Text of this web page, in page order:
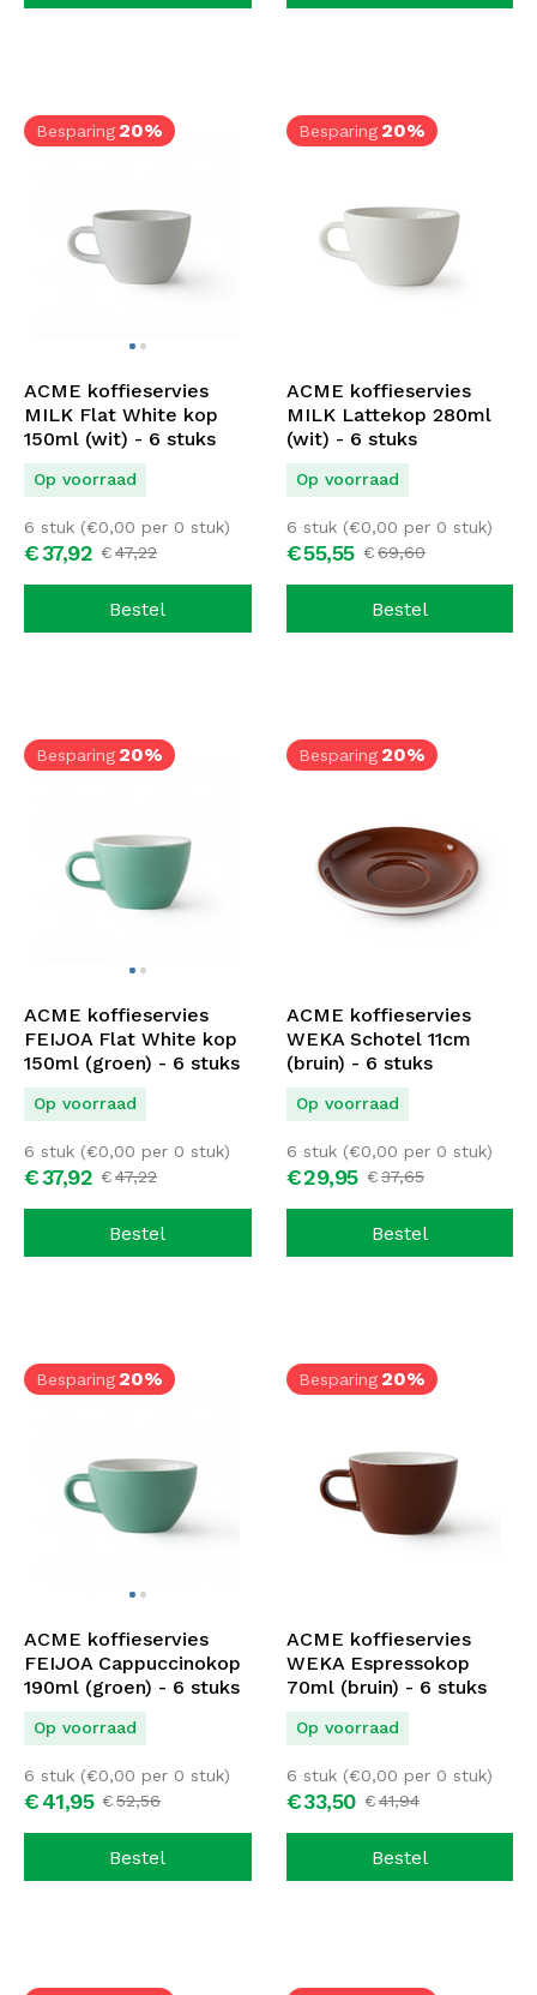
Besparing 20%
ACME koffieservies
MILK Flat White kop
150ml (wit) - 6 stuks
Op voorraad
€ 47,22
€37,92
6 stuk (€0,00 per 0 stuk)
Bestel
Besparing 20%
ACME koffieservies
MILK Lattekop 280ml
(wit) - 6 stuks
Op voorraad
€69,60
€55,55
6 stuk (€0,00 per 0 stuk)
Bestel
Besparing 20%
ACME koffieservies
FEIJOA Flat White kop
150ml (groen) - 6 stuks
Op voorraad
€ 47,22
€37,92
6 stuk (€0,00 per 0 stuk)
Bestel
Besparing 20%
ACME koffieservies
WEKA Schotel 11cm
(bruin) - 6 stuks
Op voorraad
€37,65
€29,95
6 stuk (€0,00 per 0 stuk)
Bestel
Besparing 20%
ACME koffieservies
FEIJOA Cappuccinokop
190ml (groen) - 6 stuks
Op voorraad
€ 52,56
€41,95
6 stuk (€0,00 per 0 stuk)
Bestel
Besparing 20%
ACME koffieservies
WEKA Espressokop
70ml (bruin) - 6 stuks
Op voorraad
€41,94
€33,50
6 stuk (€0,00 per 0 stuk)
Bestel